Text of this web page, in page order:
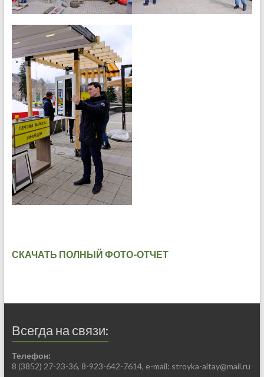
СКАЧАТЬ ПОЛНЫЙ ФОТО-ОТЧЕТ
Всегда на связи:
Телефон:
8 (3852) 27-23-36, 8-923-642-7614, e-mail: stroyka-altay@mail.ru